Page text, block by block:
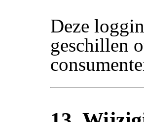
Deze
geschillen